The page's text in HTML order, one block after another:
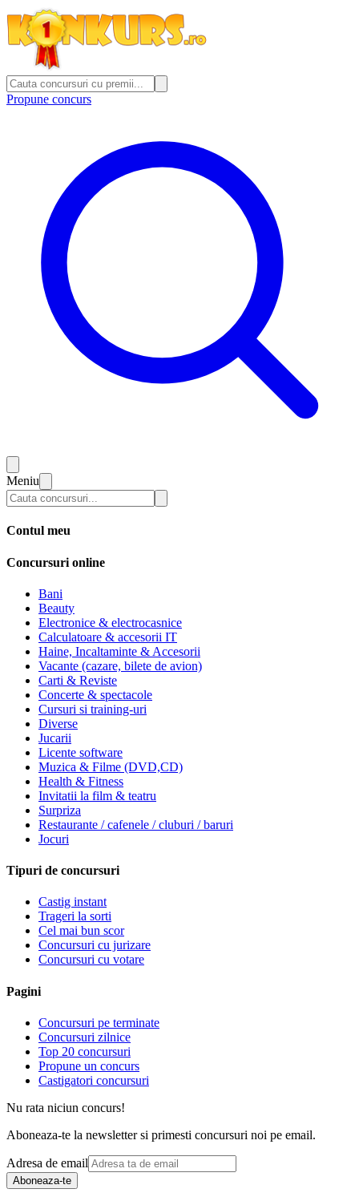
Propune concurs
Meniu
Contul meu
Concursuri online
Bani
Beauty
Electronice & electrocasnice
Calculatoare & accesorii IT
Haine, Incaltaminte & Accesorii
Vacante (cazare, bilete de avion)
Carti & Reviste
Concerte & spectacole
Cursuri si training-uri
Diverse
Jucarii
Licente software
Muzica & Filme (DVD,CD)
Health & Fitness
Invitatii la film & teatru
Surpriza
Restaurante / cafenele / cluburi / baruri
Jocuri
Tipuri de concursuri
Castig instant
Trageri la sorti
Cel mai bun scor
Concursuri cu jurizare
Concursuri cu votare
Pagini
Concursuri pe terminate
Concursuri zilnice
Top 20 concursuri
Propune un concurs
Castigatori concursuri
Nu rata niciun concurs!
Aboneaza-te la newsletter si primesti concursuri noi pe email.
Adresa de email
Aboneaza-te